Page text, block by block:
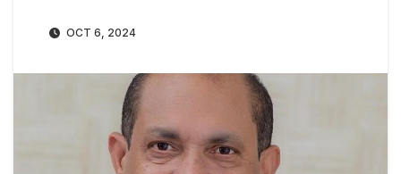
OCT 6, 2024